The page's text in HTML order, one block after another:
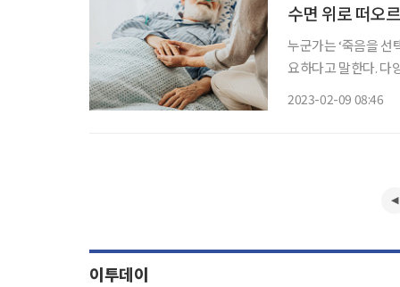
수면 위로 떠오
누군가는 ‘죽음을 선
요하다고 말한다. 다
2023-02-09 08:46
이투데이